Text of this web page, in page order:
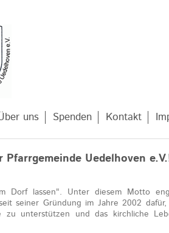
uns Spenden Kontakt
Uedelhoven
Dorf lassen". Unter diesem Motto
seiner Gründung im Jahre 2002
zu unterstützen und das kirchliche